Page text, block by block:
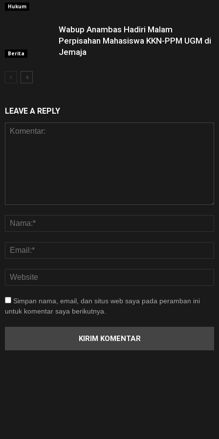
Hukum
Berita
Wabup Anambas Hadiri Malam
Perpisahan Mahasiswa KKN-PPM UGM di
Jemaja ‎
LEAVE A REPLY
Simpan nama, email, dan situs web saya pada peramban ini
untuk komentar saya berikutnya.